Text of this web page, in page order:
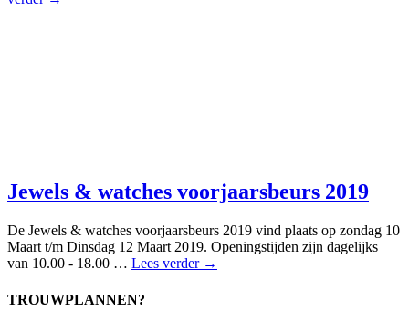
Jewels & watches voorjaarsbeurs 2019
De Jewels & watches voorjaarsbeurs 2019 vind plaats op zondag 10
Maart t/m Dinsdag 12 Maart 2019. Openingstijden zijn dagelijks
van 10.00 - 18.00 … Lees verder →
TROUWPLANNEN?